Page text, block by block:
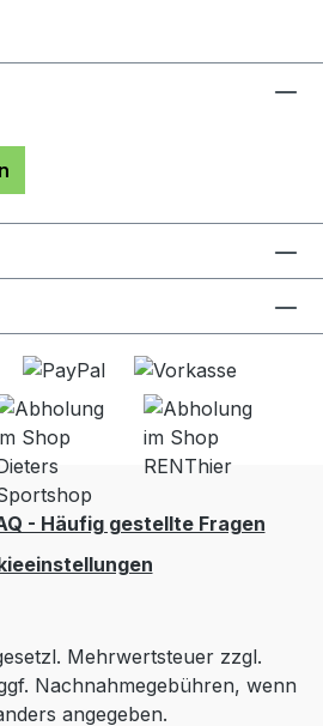
- Häufig gestellte Fragen
Mehrwertsteuer zzgl.
Nachnahmegebühren, wenn
angegeben.